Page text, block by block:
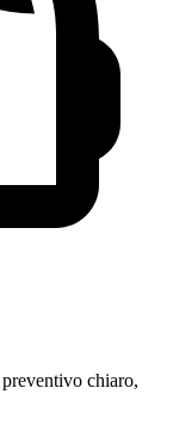
chiaro,